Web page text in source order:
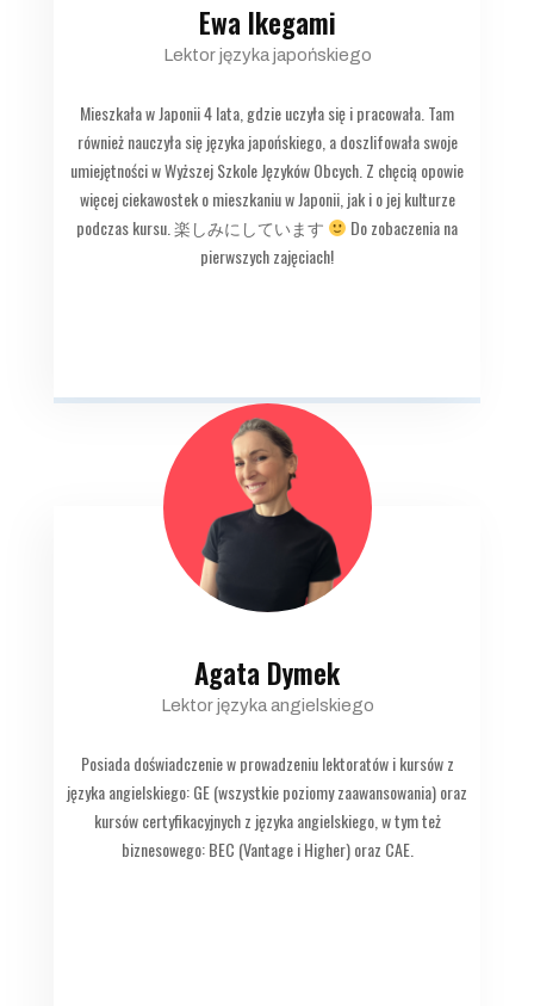
Ewa Ikegami
Lektor języka japońskiego
Mieszkała w Japonii 4 lata, gdzie uczyła się i pracowała. Tam
również nauczyła się języka japońskiego, a doszlifowała swoje
umiejętności w Wyższej Szkole Języków Obcych. Z chęcią opowie
więcej ciekawostek o mieszkaniu w Japonii, jak i o jej kulturze
podczas kursu. 楽しみにしています
Do zobaczenia na
pierwszych zajęciach!
Agata Dymek
Lektor języka angielskiego
Posiada doświadczenie w prowadzeniu lektoratów i kursów z
języka angielskiego: GE (wszystkie poziomy zaawansowania) oraz
kursów certyfikacyjnych z języka angielskiego, w tym też
biznesowego: BEC (Vantage i Higher) oraz CAE.